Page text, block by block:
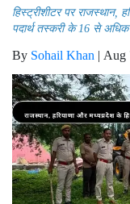
हिस्ट्रीशीटर पर ​राजस्थान,
पदार्थ तस्करी के 16 से अधिक
By Sohail Khan | Aug